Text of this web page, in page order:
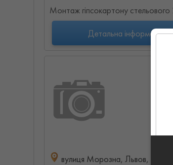
Монтаж гіпсокартону стельового
Детальна інформація
вулиця Морозна, Львов,